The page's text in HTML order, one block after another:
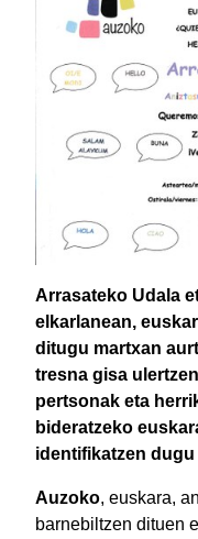
Arrasateko Udala
elkarlanean,
ditugu martxan
tresna gisa
pertsonak eta
bideratzeko
identifikatzen dugu
Auzoko, euskara,
barnebiltzen dituen